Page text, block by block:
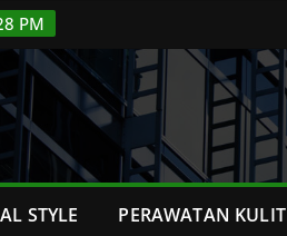
PM
STYLE PERAWATAN KULIT